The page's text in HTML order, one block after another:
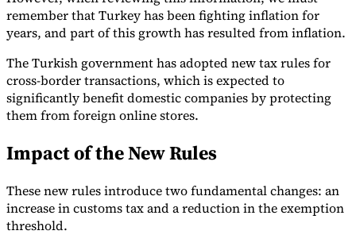
Expert Tax Series
Indirekte Steuern im elektronischen Geschäftsverkehr
SteuernKohlenstoffsteuern und Umweltabgaben
remember that Turkey has been fighting inflation for
years, and part of this growth has resulted from inflation.
The Turkish government has adopted new tax rules for
cross-border transactions, which is expected to
significantly benefit domestic companies by protecting
them from foreign online stores.
Impact of the New Rules
These new rules introduce two fundamental changes: an
increase in customs tax and a reduction in the exemption
threshold.